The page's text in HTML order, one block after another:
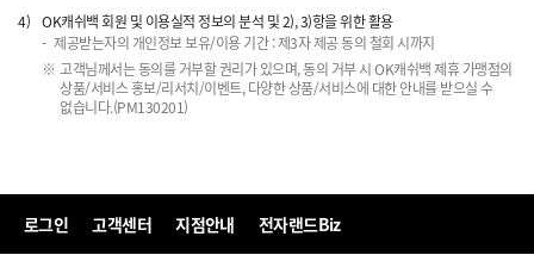
4) OK캐쉬백 회원 및 이용실적 정보의 분석 및 2), 3)항을 위한 활용
제공받는자의 개인정보 보유/이용 기간 : 제3자 제공 동의 철회 시까지
고객님께서는 동의를 거부할 권리가 있으며, 동의 거부 시 OK캐쉬백 제휴 가맹점의
상품/서비스 홍보/리서치/이벤트, 다양한 상품/서비스에 대한 안내를 받으실 수
없습니다.(PM130201)
로그인 고객센터 지점안내 전자랜드Biz